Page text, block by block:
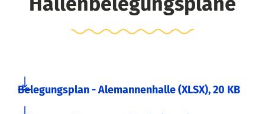
Hallenbelegungspläne
Belegungsplan - Alemannenhalle (XLSX), 20 KB